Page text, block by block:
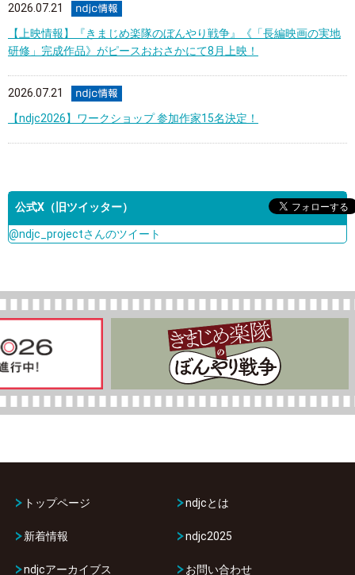
2026.07.21
【上映情報】『きまじめ楽隊のぼんやり戦争』《「長編映画の実地
研修」完成作品》がピースおおさかにて8月上映！
2026.07.21
【ndjc2026】ワークショップ 参加作家15名決定！
公式X（旧ツイッター）
@ndjc_projectさんのツイート
トップページ ndjcとは
新着情報 ndjc2025
ndjcアーカイブス お問い合わせ